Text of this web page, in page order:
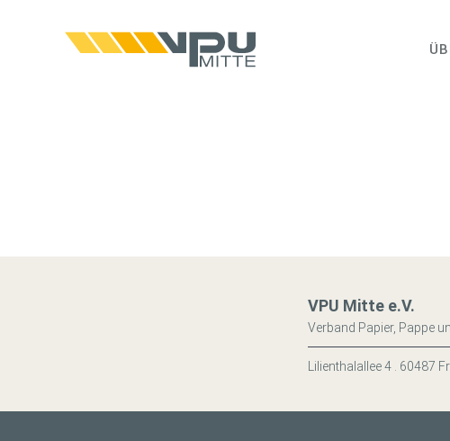
VPU Mitte e.V.
Verband Papier, Pappe
Lilienthalallee 4 . 60487